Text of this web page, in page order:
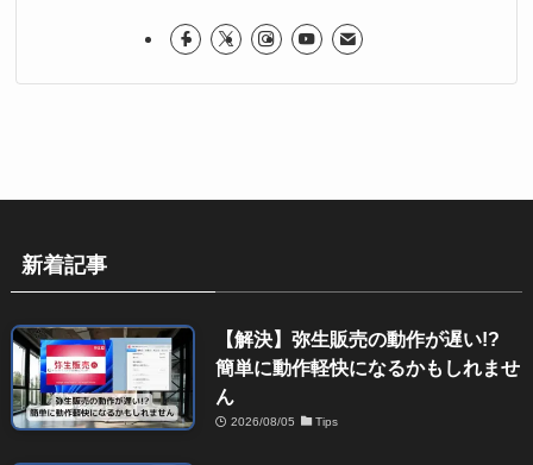
新着記事
【解決】弥生販売の動作が遅い!?
簡単に動作軽快になるかもしれませ
ん
2026/08/05 Tips